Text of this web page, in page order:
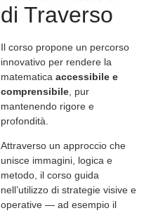
di Traverso
Il corso propone un percorso
innovativo per rendere la
matematica accessibile e
comprensibile , pur
mantenendo rigore e
profondità.
Attraverso un approccio che
unisce immagini, logica e
metodo, il corso guida
nell’utilizzo di strategie visive e
operative — ad esempio il